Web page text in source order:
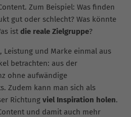
Zum Beispiel: Was finden
gut oder schlecht? Was könnte
ist die reale Zielgruppe?
Leistung und Marke einmal aus
betrachten: aus der
ohne aufwändige
Zudem kann man sich als
Richtung viel Inspiration holen.
und damit auch mehr